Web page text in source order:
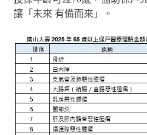
讓「未來 有備而來」。